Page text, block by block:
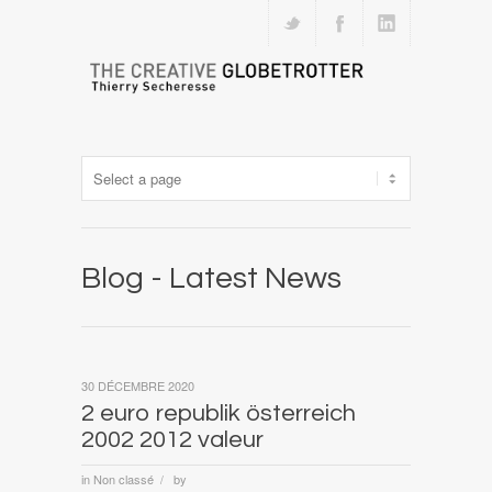
Blog - Latest News
2 euro republik österreich
2002 2012 valeur
in Non classé / by
30 DÉCEMBRE 2020